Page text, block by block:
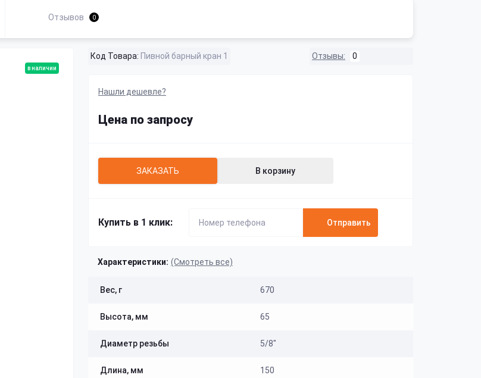
Отзывов 0
в наличии
Код Товара: Пивной барный кран 1 Отзывы: 0
Нашли дешевле?
Цена по запросу
ЗАКАЗАТЬ В корзину
Купить в 1 клик: Отправить
Характеристики: (Смотреть все)
Вес, г 670
Высота, мм 65
Диаметр резьбы 5/8"
Длина, мм 150